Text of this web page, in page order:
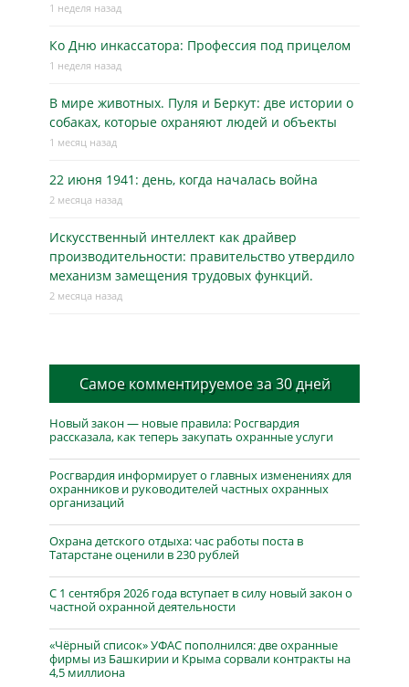
1 неделя назад
Ко Дню инкассатора: Профессия под прицелом
1 неделя назад
В мире животных. Пуля и Беркут: две истории о
собаках, которые охраняют людей и объекты
1 месяц назад
22 июня 1941: день, когда началась война
2 месяца назад
Искусственный интеллект как драйвер
производительности: правительство утвердило
механизм замещения трудовых функций.
2 месяца назад
Самое комментируемое за 30 дней
Новый закон — новые правила: Росгвардия
рассказала, как теперь закупать охранные услуги
Росгвардия информирует о главных изменениях для
охранников и руководителей частных охранных
организаций
Охрана детского отдыха: час работы поста в
Татарстане оценили в 230 рублей
С 1 сентября 2026 года вступает в силу новый закон о
частной охранной деятельности
«Чёрный список» УФАС пополнился: две охранные
фирмы из Башкирии и Крыма сорвали контракты на
4,5 миллиона